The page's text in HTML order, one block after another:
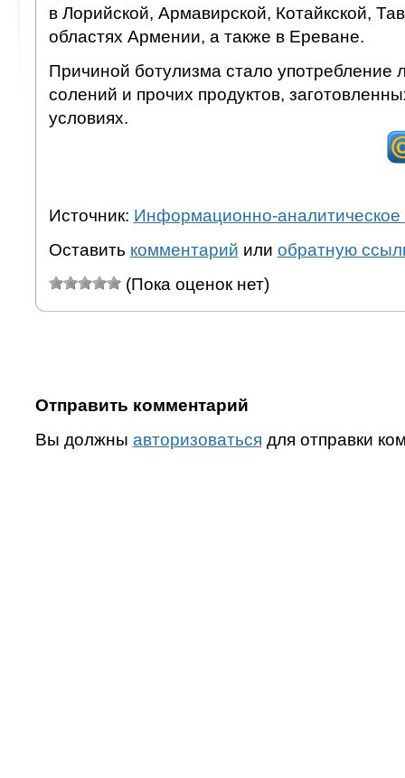
в Лорийской, Армавирской, Котайкской,
областях Армении, а также в Ереване.
Причиной ботулизма стало употребление
солений и прочих продуктов,
условиях.
Источник: Информационно-аналитическое
Оставить комментарий или обратную
(Пока оценок нет)
Отправить комментарий
Вы должны авторизоваться для отправки